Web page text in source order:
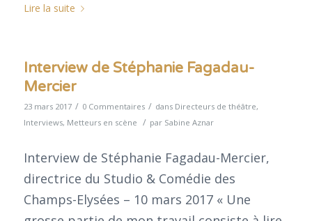
Lire la suite
Interview de Stéphanie Fagadau-
Mercier
23 mars 2017 / 0 Commentaires / dans Directeurs de théâtre,
Interviews, Metteurs en scène / par Sabine Aznar
Interview de Stéphanie Fagadau-Mercier,
directrice du Studio & Comédie des
Champs-Elysées – 10 mars 2017 « Une